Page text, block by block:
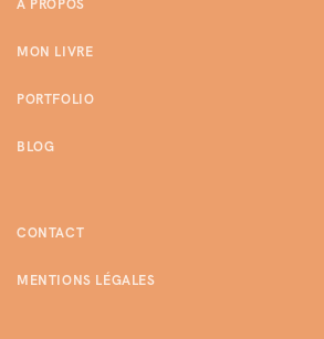
A PROPOS
MON LIVRE
PORTFOLIO
BLOG
CONTACT
MENTIONS LÉGALES